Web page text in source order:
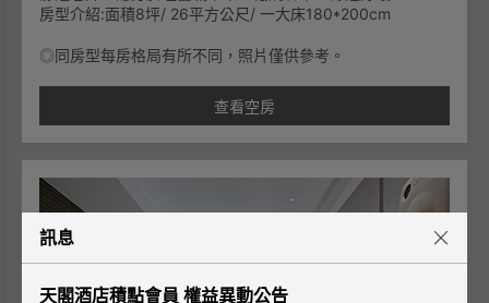
房型介紹:面積8坪/ 26平方公尺/ 一大床180*200cm
◎同房型每房格局有所不同，照片僅供參考。
查看空房
訊息
天閣酒店積點會員 權益異動公告